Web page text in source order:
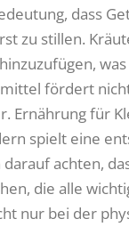
dass
zu stillen.
fördert
Ernährung für
spielt eine
achten,
die alle
nur bei der